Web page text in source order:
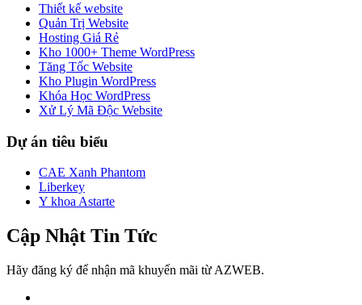
Thiết kế website
Quản Trị Website
Hosting Giá Rẻ
Kho 1000+ Theme WordPress
Tăng Tốc Website
Kho Plugin WordPress
Khóa Học WordPress
Xử Lý Mã Độc Website
Dự án tiêu biểu
CAE Xanh Phantom
Liberkey
Y khoa Astarte
Cập Nhật Tin Tức
Hãy đăng ký để nhận mã khuyến mãi từ AZWEB.